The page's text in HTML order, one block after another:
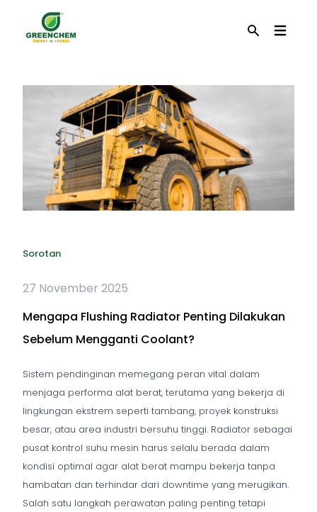
Sorotan
27 November 2025
Mengapa Flushing Radiator Penting Dilakukan
Sebelum Mengganti Coolant?
Sistem pendinginan memegang peran vital dalam
menjaga performa alat berat, terutama yang bekerja di
lingkungan ekstrem seperti tambang, proyek konstruksi
besar, atau area industri bersuhu tinggi. Radiator sebagai
pusat kontrol suhu mesin harus selalu berada dalam
kondisi optimal agar alat berat mampu bekerja tanpa
hambatan dan terhindar dari downtime yang merugikan.
Salah satu langkah perawatan paling penting tetapi